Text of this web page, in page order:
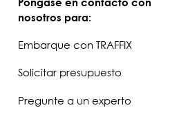
nosotros para:
Embarque con TRAFFIX
Solicitar presupuesto
Pregunte a un experto